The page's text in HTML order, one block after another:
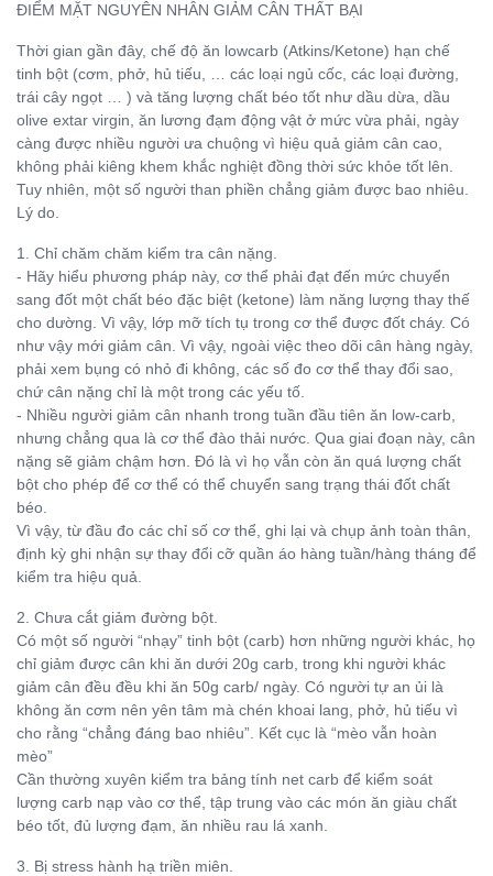
ĐIỂM MẶT NGUYÊN NHÂN GIẢM CÂN THẤT BẠI
Thời gian gần đây, chế độ ăn lowcarb (Atkins/Ketone) hạn chế
tinh bột (cơm, phở, hủ tiếu, … các loại ngủ cốc, các loại đường,
trái cây ngọt … ) và tăng lượng chất béo tốt như dầu dừa, dầu
olive extar virgin, ăn lương đạm động vật ở mức vừa phải, ngày
càng được nhiều người ưa chuộng vì hiệu quả giảm cân cao,
không phải kiêng khem khắc nghiệt đồng thời sức khỏe tốt lên.
Tuy nhiên, một số người than phiền chẳng giảm được bao nhiêu.
Lý do.
1. Chỉ chăm chăm kiểm tra cân nặng.
- Hãy hiểu phương pháp này, cơ thể phải đạt đến mức chuyển
sang đốt một chất béo đặc biệt (ketone) làm năng lượng thay thế
cho dường. Vì vậy, lớp mỡ tích tụ trong cơ thể được đốt cháy. Có
như vậy mới giảm cân. Vì vậy, ngoài việc theo dõi cân hàng ngày,
phải xem bụng có nhỏ đi không, các số đo cơ thể thay đổi sao,
chứ cân nặng chỉ là một trong các yếu tố.
- Nhiều người giảm cân nhanh trong tuần đầu tiên ăn low-carb,
nhưng chẳng qua là cơ thể đào thải nước. Qua giai đoạn này, cân
nặng sẽ giảm chậm hơn. Đó là vì họ vẫn còn ăn quá lượng chất
bột cho phép để cơ thể có thể chuyển sang trạng thái đốt chất
béo.
Vì vậy, từ đầu đo các chỉ số cơ thể, ghi lại và chụp ảnh toàn thân,
định kỳ ghi nhận sự thay đổi cỡ quần áo hàng tuần/hàng tháng để
kiểm tra hiệu quả.
2. Chưa cắt giảm đường bột.
Có một số người “nhạy” tinh bột (carb) hơn những người khác, họ
chỉ giảm được cân khi ăn dưới 20g carb, trong khi người khác
giảm cân đều đều khi ăn 50g carb/ ngày. Có người tự an ủi là
không ăn cơm nên yên tâm mà chén khoai lang, phở, hủ tiếu vì
cho rằng “chẳng đáng bao nhiêu”. Kết cục là “mèo vẫn hoàn
mèo”
Cần thường xuyên kiểm tra bảng tính net carb để kiểm soát
lượng carb nạp vào cơ thể, tập trung vào các món ăn giàu chất
béo tốt, đủ lượng đạm, ăn nhiều rau lá xanh.
3. Bị stress hành hạ triền miên.